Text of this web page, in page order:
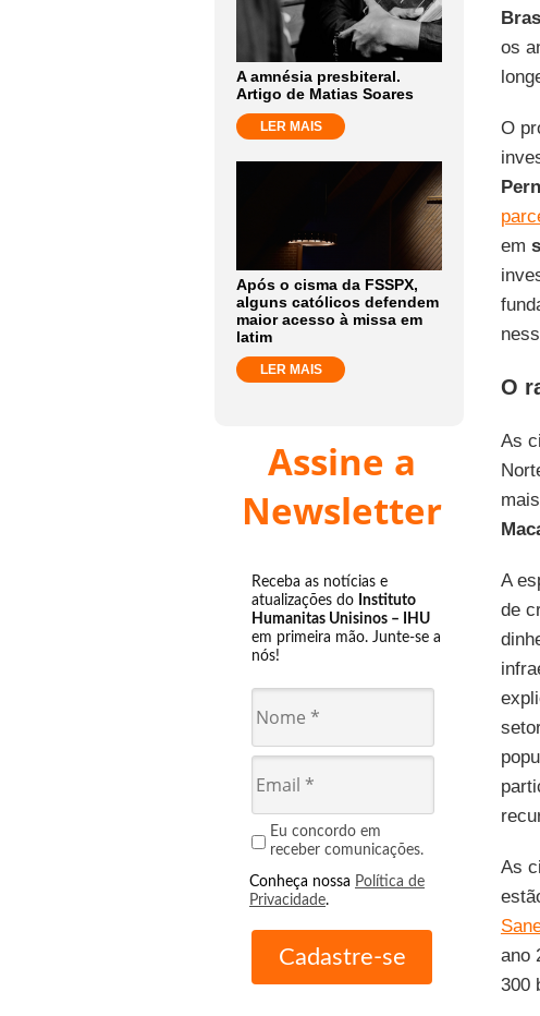
A amnésia presbiteral.
Artigo de Matias Soares
LER MAIS
Após o cisma da FSSPX,
alguns católicos defendem
maior acesso à missa em
latim
LER MAIS
Assine a
Newsletter
Receba as notícias e
atualizações do Instituto
Humanitas Unisinos – IHU
em primeira mão. Junte-se a
nós!
Eu concordo em
receber comunicações.
Conheça nossa Política de
Privacidade.
os
O
em
O
As
A
de
As
ano
300